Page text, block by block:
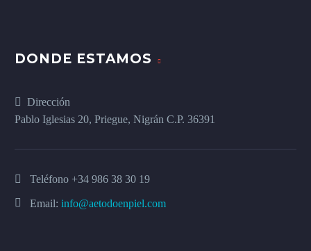
DONDE ESTAMOS
Dirección
Pablo Iglesias 20, Priegue, Nigrán C.P. 36391
Teléfono +34 986 38 30 19
Email: info@aetodoenpiel.com